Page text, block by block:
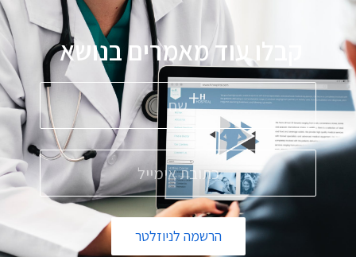
קבלו עוד מאמרים בנושא
הרשמה לניוזלטר